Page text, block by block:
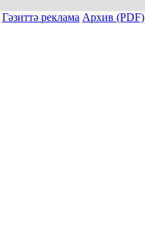
Гәзиттә реклама Архив (PDF)